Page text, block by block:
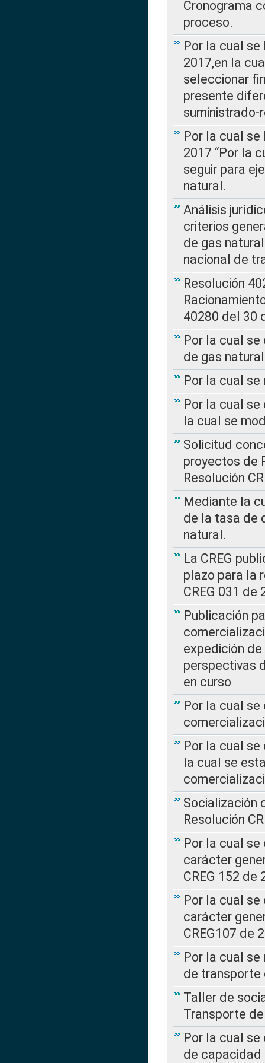
Cronograma
proceso.
Por la cual se
2017,en la
seleccionar
presente
Por la cual se
2017 “Por la
seguir para
natural.
Análisis
criterios
de gas
nacional de
Resolución
40280 del 30
Por la cual
de gas natural
Por la cual se
Por la cual se
la cual se
Solicitud
proyectos de
Resolución
Mediante la
de la tasa de
natural.
La CREG
plazo para la
CREG 031 de
Publicación
expedición de
perspectivas
en curso
Por la cual
Por la cual se
la cual se
Socialización
Resolución
Por la cual
carácter
CREG 152 de
Por la cual
carácter
CREG107 de
Por la cual
de transporte
Taller de
Transporte
Por la cual
de capacidad